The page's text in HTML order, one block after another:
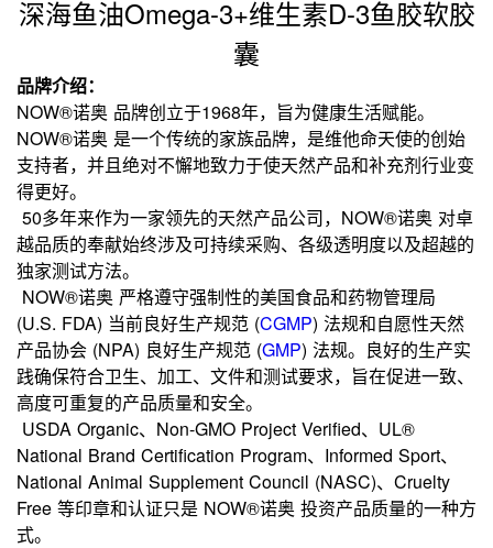
深海鱼油Omega-3+维生素D-3鱼胶软胶
囊
品牌介绍：
NOW®诺奥 品牌创立于1968年，旨为健康生活赋能。
NOW®诺奥 是一个传统的家族品牌，是维他命天使的创始
支持者，并且绝对不懈地致力于使天然产品和补充剂行业变
得更好。
50多年来作为一家领先的天然产品公司，NOW®诺奥 对卓
越品质的奉献始终涉及可持续采购、各级透明度以及超越的
独家测试方法。
NOW®诺奥 严格遵守强制性的美国食品和药物管理局
(U.S. FDA) 当前良好生产规范 (CGMP) 法规和自愿性天然
产品协会 (NPA) 良好生产规范 (GMP) 法规。良好的生产实
践确保符合卫生、加工、文件和测试要求，旨在促进一致、
高度可重复的产品质量和安全。
USDA Organic、Non-GMO Project Verified、UL®
National Brand Certification Program、Informed Sport、
National Animal Supplement Council (NASC)、Cruelty
Free 等印章和认证只是 NOW®诺奥 投资产品质量的一种方
式。